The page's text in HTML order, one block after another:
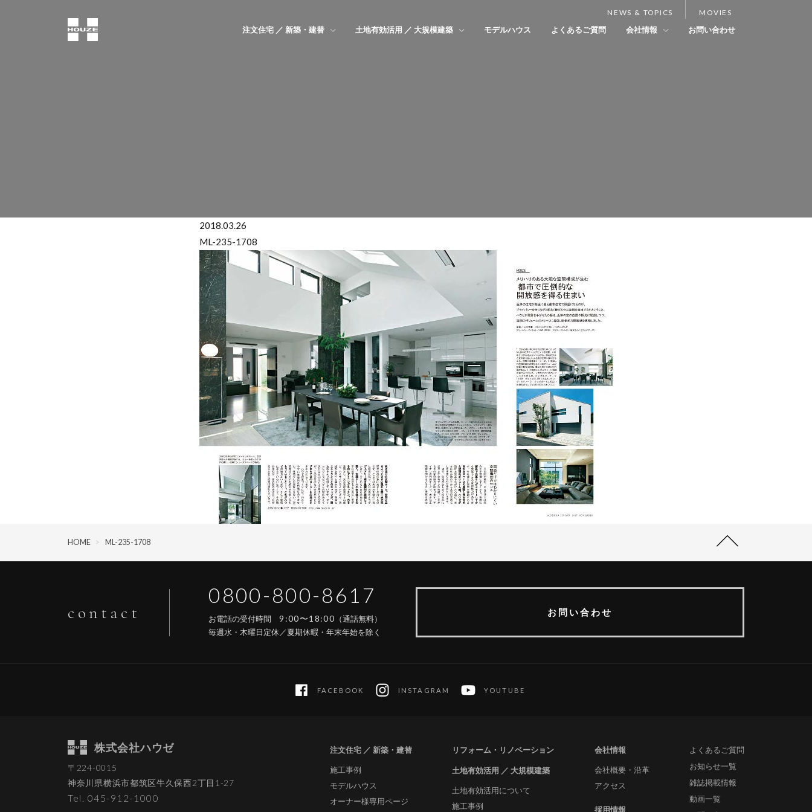
NEWS & TOPICS MOVIES
注文住宅 ／ 新築・建替 土地有効活用 ／ 大規模建築 モデルハウス よくあるご質問 会社情報 お問い合わせ
2018.03.26
ML-235-1708
HOME > ML-235-1708
contact
0800-800-8617
お電話の受付時間9:00〜18:00 （通話無料）
毎週水・木曜日定休／夏期休暇・年末年始を除く
お問い合わせ
FACEBOOK INSTAGRAM YOUTUBE
株式会社ハウゼ
〒224-0015
神奈川県横浜市都筑区牛久保西2丁目1-27
Tel. 045-912-1000
注文住宅 ／ 新築・建替
施工事例
モデルハウス
オーナー様専用ページ
リフォーム・リノベーション
土地有効活用 ／ 大規模建築
土地有効活用について
施工事例
会社情報
会社概要・沿革
アクセス
採用情報
よくあるご質問
お知らせ一覧
雑誌掲載情報
動画一覧